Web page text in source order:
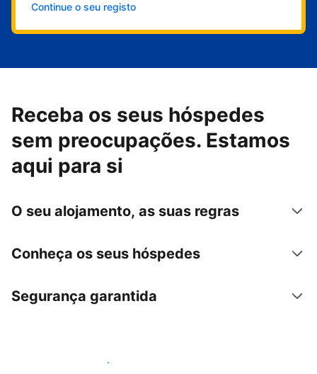
Continue o seu registo
Receba os seus hóspedes
sem preocupações. Estamos
aqui para si
O seu alojamento, as suas regras
Conheça os seus hóspedes
Segurança garantida
Anuncie connosco hoje mesmo